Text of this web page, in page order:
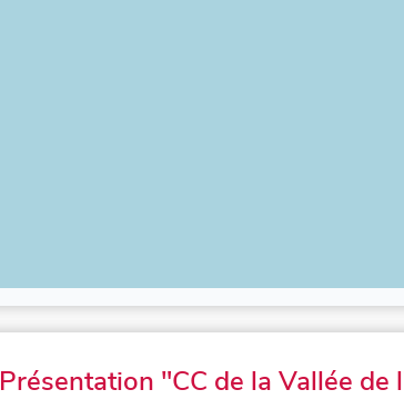
Présentation "CC de la Vallée